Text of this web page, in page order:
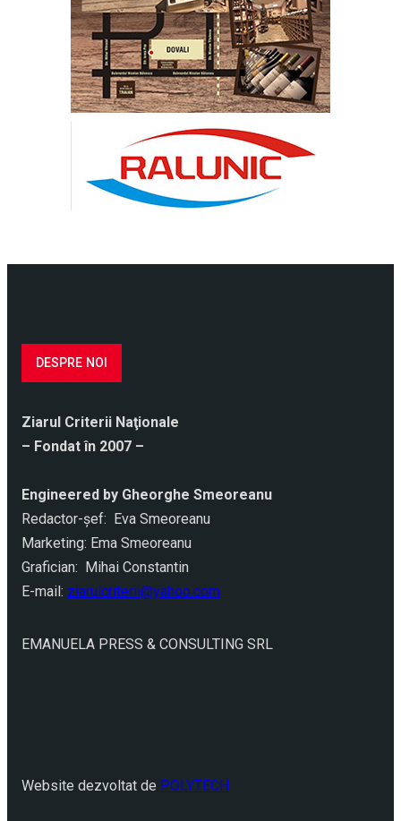
DESPRE NOI
Ziarul Criterii Naţionale
– Fondat în 2007 –
Engineered by Gheorghe Smeoreanu
Redactor-şef: Eva Smeoreanu
Marketing: Ema Smeoreanu
Grafician: Mihai Constantin
E-mail: ziarulcriterii@yahoo.com
EMANUELA PRESS & CONSULTING SRL
Website dezvoltat de POLYTECH